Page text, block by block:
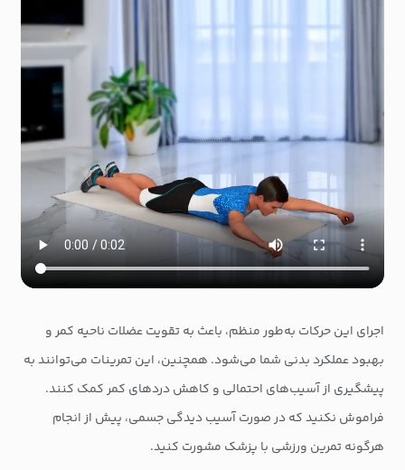
اجرای این حرکات به‌طور منظم، باعث به تقویت عضلات ناحیه کمر و
بهبود عملکرد بدنی شما می‌شود. همچنین، این تمرینات می‌توانند به
پیشگیری از آسیب‌های احتمالی و کاهش دردهای کمر کمک کنند.
فراموش نکنید که در صورت آسیب دیدگی جسمی، پیش از انجام
هرگونه تمرین ورزشی با پزشک مشورت کنید.